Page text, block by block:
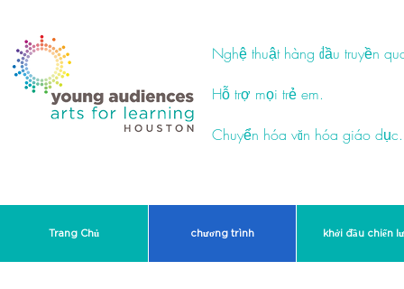
Nghệ thuật hàng đầu truyền
Hỗ trợ mọi trẻ em.
Chuyển hóa văn hóa giáo dục.
Trang Chủ chương trình khởi đầu chiến